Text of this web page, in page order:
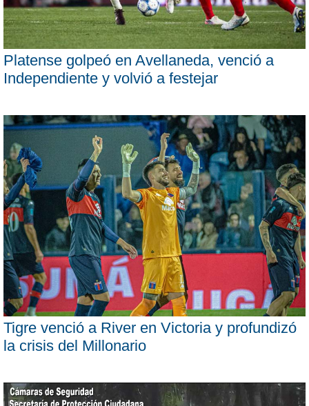
Platense golpeó en Avellaneda, venció a
Independiente y volvió a festejar
Tigre venció a River en Victoria y profundizó
la crisis del Millonario